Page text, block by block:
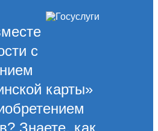
с
карты»
Знаете, как